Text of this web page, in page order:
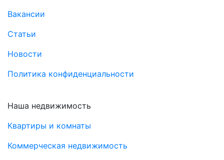
Вакансии
Статьи
Новости
Политика конфиденциальности
Наша недвижимость
Квартиры и комнаты
Коммерческая недвижимость